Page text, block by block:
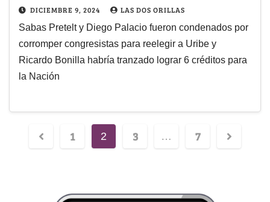
DICIEMBRE 9, 2024 LAS DOS ORILLAS
Sabas Pretelt y Diego Palacio fueron condenados por
corromper congresistas para reelegir a Uribe y
Ricardo Bonilla habría tranzado lograr 6 créditos para
la Nación
1 2 3 … 7